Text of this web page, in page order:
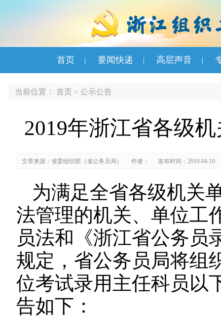
首页 | 要闻快递 | 高层声音 |
当前位置： 首页 > 公示公告
2019年浙江省各级
文章来源：省委组织部（省公务员局） 作者： 发布时间：2019-04-10
为满足全省各级机关
法管理的机关、单位工
员法和《浙江省公务员
规定，省公务员局将组
位考试录用主任科员以
告如下：